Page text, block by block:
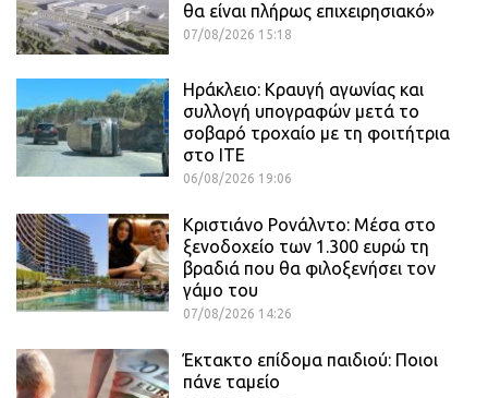
θα είναι πλήρως επιχειρησιακό»
07/08/2026 15:18
Ηράκλειο: Κραυγή αγωνίας και
συλλογή υπογραφών μετά το
σοβαρό τροχαίο με τη φοιτήτρια
στο ΙΤΕ
06/08/2026 19:06
Κριστιάνο Ρονάλντο: Μέσα στο
ξενοδοχείο των 1.300 ευρώ τη
βραδιά που θα φιλοξενήσει τον
γάμο του
07/08/2026 14:26
Έκτακτο επίδομα παιδιού: Ποιοι
πάνε ταμείο